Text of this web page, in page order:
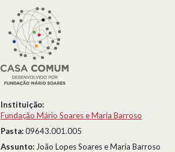
Instituição:
Fundação Mário Soares e Maria Barroso
Pasta:09643.001.005
Assunto: João Lopes Soares e Maria Barroso